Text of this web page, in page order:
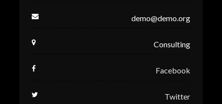
demo@demo.org
Consulting
Facebook
Twitter